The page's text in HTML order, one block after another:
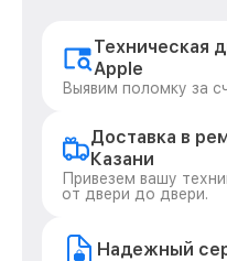
Техническая
Apple
Выявим поломку за
Доставка в
Казани
Привезем вашу
от двери до двери.
Надежный